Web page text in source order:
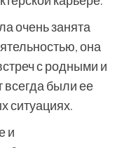
очень занята
она
с родными и
всегда были ее
ситуациях.
и